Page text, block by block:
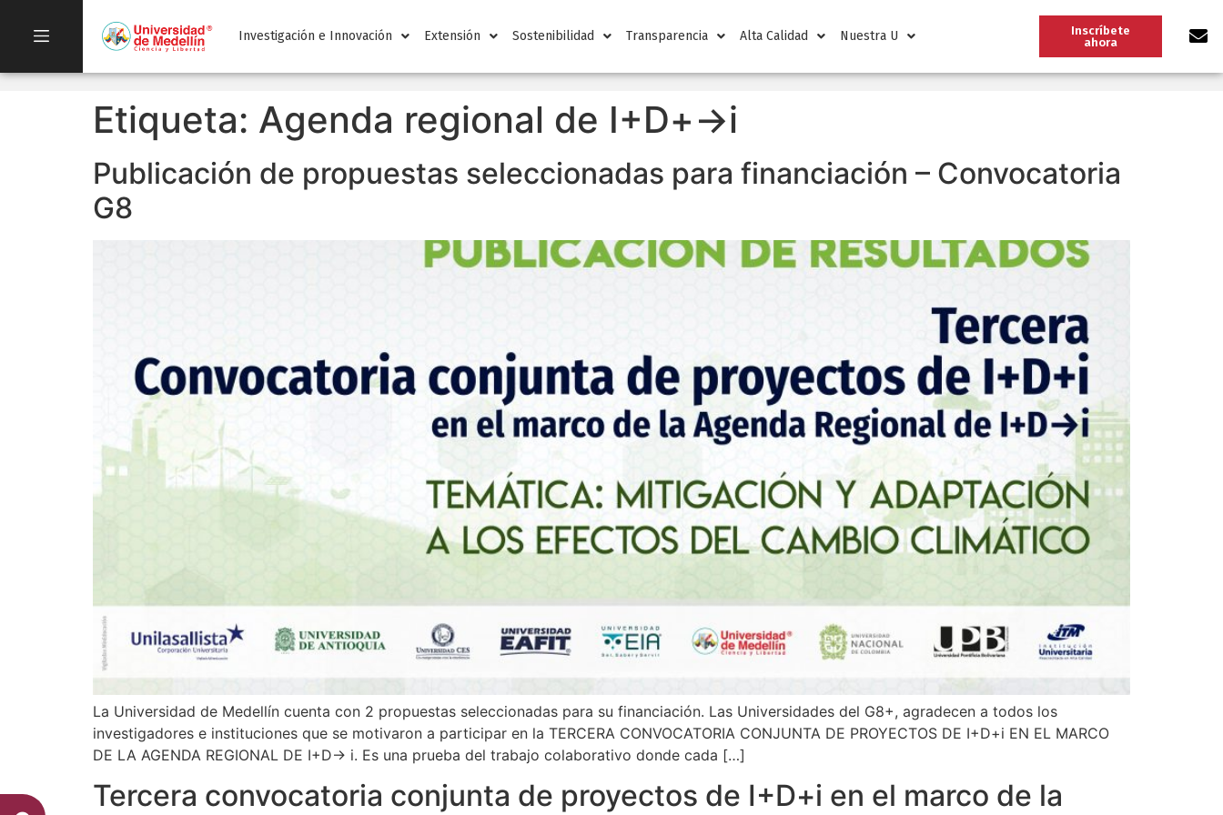
Investigación e Innovación Extensión Sostenibilidad Transparencia Alta Calidad Nuestra U
Inscríbete
ahora
Etiqueta: Agenda regional de I+D+→i
Publicación de propuestas seleccionadas para financiación – Convocatoria
G8
La Universidad de Medellín cuenta con 2 propuestas seleccionadas para su financiación. Las Universidades del G8+, agradecen a todos los
investigadores e instituciones que se motivaron a participar en la TERCERA CONVOCATORIA CONJUNTA DE PROYECTOS DE I+D+i EN EL MARCO
DE LA AGENDA REGIONAL DE I+D→ i. Es una prueba del trabajo colaborativo donde cada […]
Tercera convocatoria conjunta de proyectos de I+D+i en el marco de la